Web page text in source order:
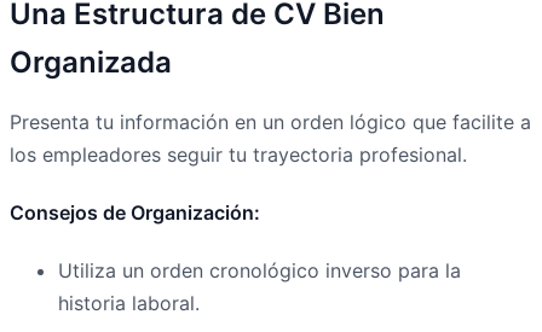
Una Estructura de CV Bien
Organizada
Presenta tu información en un orden lógico que facilite a
los empleadores seguir tu trayectoria profesional.
Consejos de Organización:
Utiliza un orden cronológico inverso para la
historia laboral.